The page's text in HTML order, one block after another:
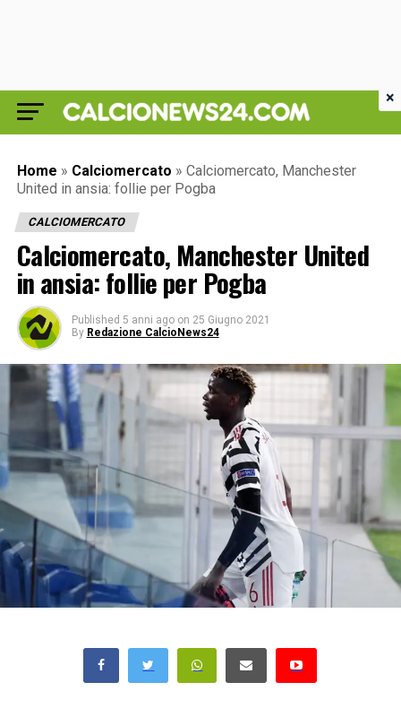
Home » Calciomercato » Calciomercato, Manchester
United in ansia: follie per Pogba
CALCIOMERCATO
Calciomercato, Manchester United
in ansia: follie per Pogba
Published 5 anni ago on 25 Giugno 2021
By Redazione CalcioNews24
×